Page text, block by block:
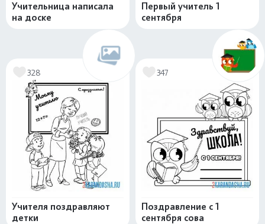
Учительница написала
на доске
Первый учитель 1
сентября
328
Учителя поздравляют
детки
347
Поздравление с 1
сентября сова